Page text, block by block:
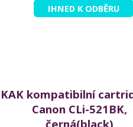
IHNED K ODBĚRU
KAK kompatibilní
Canon CLi-521BK,
černá(black)